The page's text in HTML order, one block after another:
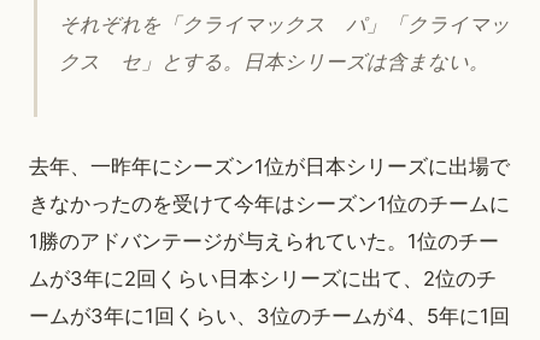
それぞれを「クライマックス パ」「クライマッ
クス セ」とする。日本シリーズは含まない。
去年、一昨年にシーズン1位が日本シリーズに出場で
きなかったのを受けて今年はシーズン1位のチームに
1勝のアドバンテージが与えられていた。1位のチー
ムが3年に2回くらい日本シリーズに出て、2位のチ
ームが3年に1回くらい、3位のチームが4、5年に1回